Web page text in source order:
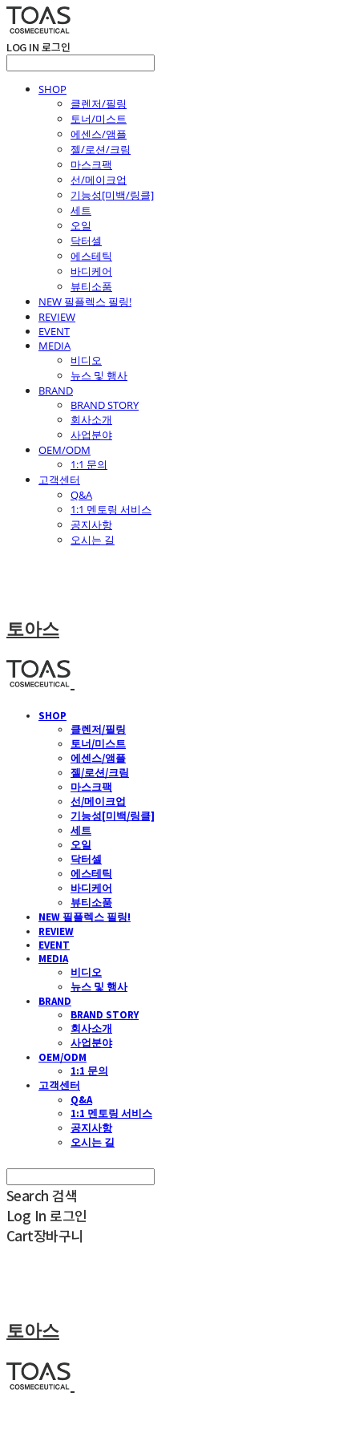
LOG IN 로그인
SHOP
클렌저/필링
토너/미스트
에센스/앰플
젤/로션/크림
마스크팩
선/메이크업
기능성[미백/링클]
세트
오일
닥터셀
에스테틱
바디케어
뷰티소품
NEW 필플렉스 필링!
REVIEW
EVENT
MEDIA
비디오
뉴스 및 행사
BRAND
BRAND STORY
회사소개
사업분야
OEM/ODM
1:1 문의
고객센터
Q&A
1:1 멘토링 서비스
공지사항
오시는 길
토아스
SHOP
클렌저/필링
토너/미스트
에센스/앰플
젤/로션/크림
마스크팩
선/메이크업
기능성[미백/링클]
세트
오일
닥터셀
에스테틱
바디케어
뷰티소품
NEW 필플렉스 필링!
REVIEW
EVENT
MEDIA
비디오
뉴스 및 행사
BRAND
BRAND STORY
회사소개
사업분야
OEM/ODM
1:1 문의
고객센터
Q&A
1:1 멘토링 서비스
공지사항
오시는 길
Search 검색
Log In 로그인
Cart장바구니
토아스